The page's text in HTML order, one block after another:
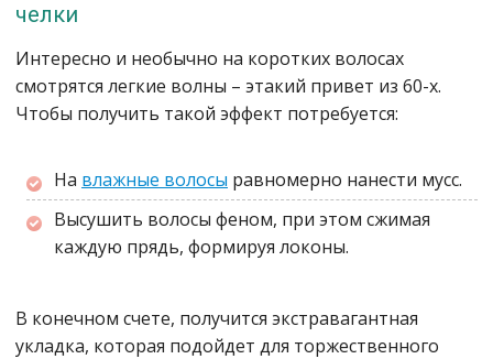
челки
Интересно и необычно на коротких волосах
смотрятся легкие волны – этакий привет из 60-х.
Чтобы получить такой эффект потребуется:
На влажные волосы равномерно нанести мусс.
Высушить волосы феном, при этом сжимая
каждую прядь, формируя локоны.
В конечном счете, получится экстравагантная
укладка, которая подойдет для торжественного